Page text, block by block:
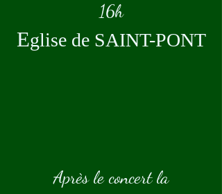
16h
Eglise de SAINT-PONT
Après le concert la